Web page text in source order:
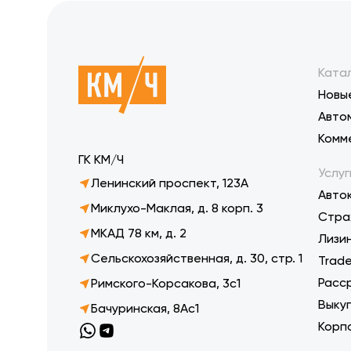
ГК КМ/Ч
Ленинский проспект, 123А
Миклухо-Маклая, д. 8 корп. 3
МКАД 78 км, д. 2
Сельскохозяйственная, д. 30, стр. 1
Римского-Корсакова, 3с1
Бачуринская, 8Ас1